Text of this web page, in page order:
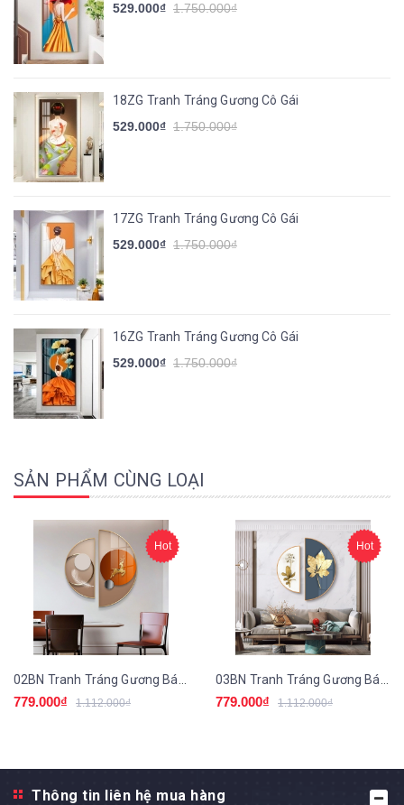
529.000₫ 1.750.000₫
18ZG Tranh Tráng Gương Cô Gái
529.000₫ 1.750.000₫
17ZG Tranh Tráng Gương Cô Gái
529.000₫ 1.750.000₫
16ZG Tranh Tráng Gương Cô Gái
529.000₫ 1.750.000₫
SẢN PHẨM CÙNG LOẠI
Hot
779.000₫ 1.112.000₫
Hot
779.000₫ 1.112.000₫
Thông tin liên hệ mua hàng